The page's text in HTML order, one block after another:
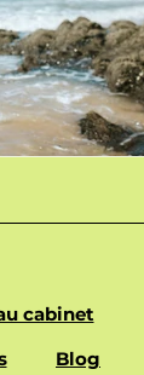
cabinet
Blog